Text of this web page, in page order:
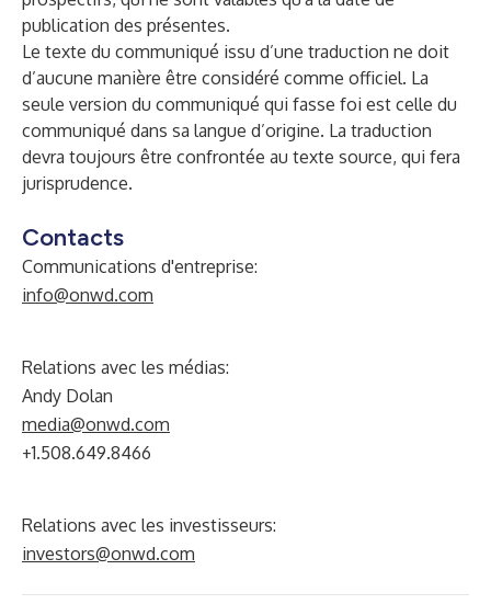
publication des présentes.
Le texte du communiqué issu d’une traduction ne doit
d’aucune manière être considéré comme officiel. La
seule version du communiqué qui fasse foi est celle du
communiqué dans sa langue d’origine. La traduction
devra toujours être confrontée au texte source, qui fera
jurisprudence.
Contacts
Communications d'entreprise:
info@onwd.com
Relations avec les médias:
Andy Dolan
media@onwd.com
+1.508.649.8466
Relations avec les investisseurs:
investors@onwd.com